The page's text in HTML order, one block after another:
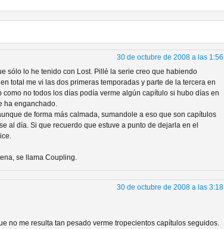
de viajes en el tiempo
británica que no es
30 de octubre de 2008 a las 1:56
sólo lo he tenido con Lost. Pillé la serie creo que habiendo
total me vi las dos primeras temporadas y parte de la tercera en
no todos los días podía verme algún capítulo si hubo días en
ha enganchado.
de forma más calmada, sumandole a eso que son capítulos
al día. Si que recuerdo que estuve a punto de dejarla en el
se llama Coupling.
30 de octubre de 2008 a las 3:18
no me resulta tan pesado verme tropecientos capítulos seguidos.